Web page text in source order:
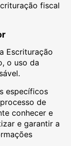
fiscal
Escrituração
o uso da
específicos
de
conhecer e
e garantir a